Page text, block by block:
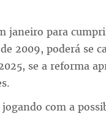
janeiro para
2009, poderá se
se a reforma
com a